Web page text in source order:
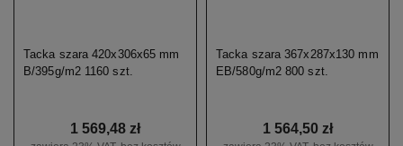
Tacka szara 420x306x65 mm
B/395g/m2 1160 szt.
1 569,48 zł
Tacka szara 367x287x130 mm
EB/580g/m2 800 szt.
1 564,50 zł